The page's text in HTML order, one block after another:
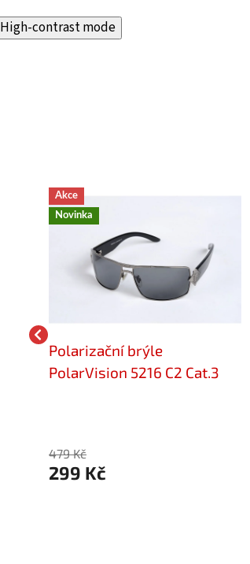
High-contrast mode
Akce
Novinka
Polarizační brýle
PolarVision 5216 C2 Cat.3
479 Kč
299 Kč